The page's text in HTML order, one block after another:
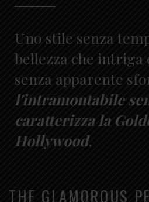
Uno stile senza
bellezza che intriga
senza apparente
l'intramontabile
caratterizza la
Hollywood.
THE GLAMOROUS